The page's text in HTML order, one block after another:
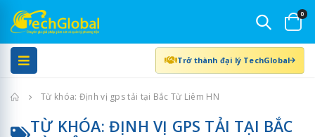
0
Trở thành đại lý TechGlobal
Trang chủTừ khóa: Định vị gps tải tại Bắc Từ Liêm HN
TỪ KHÓA: ĐỊNH VỊ GPS TẢI TẠI BẮC